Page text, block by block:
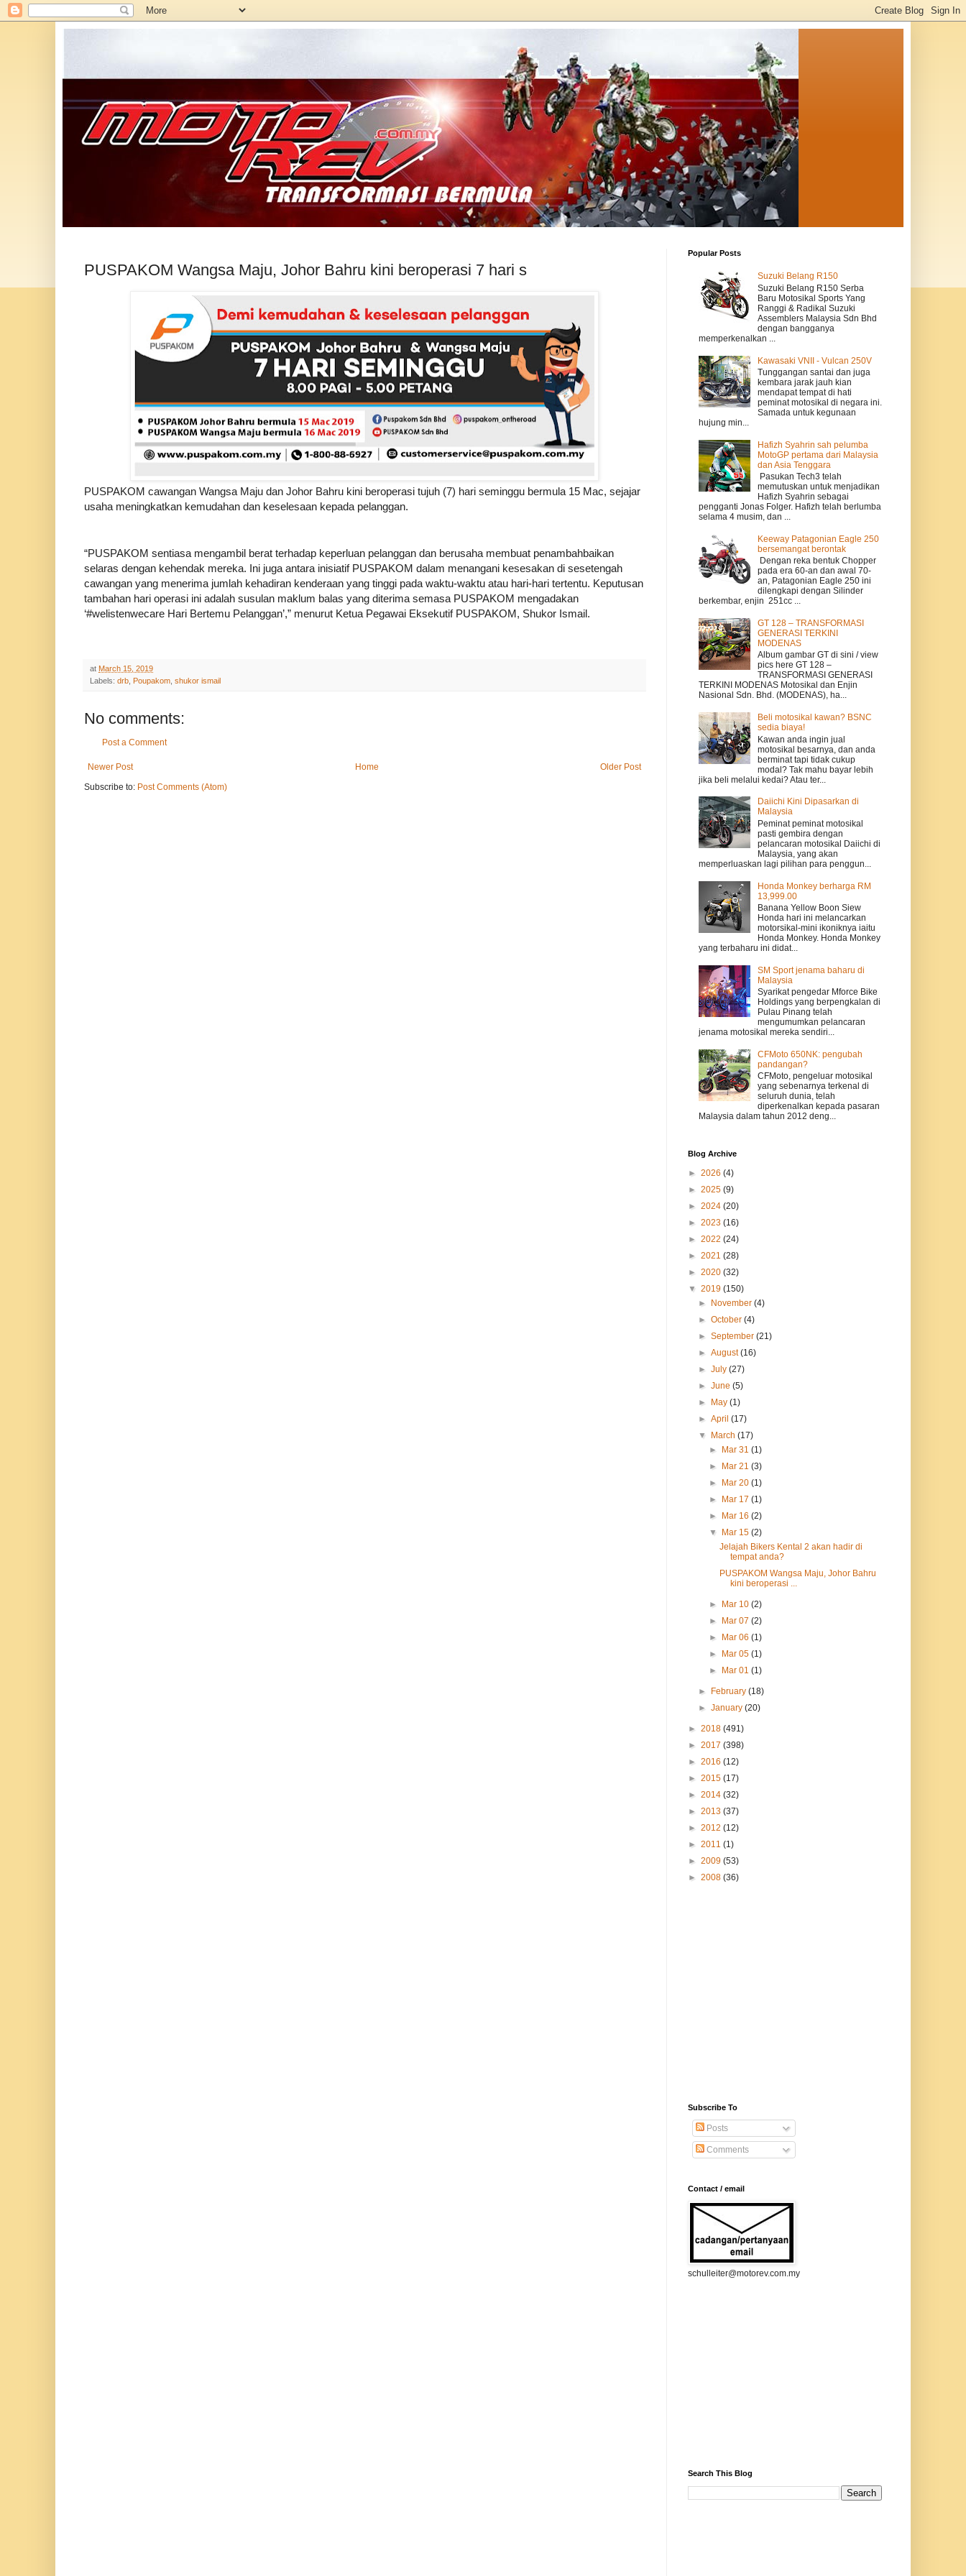
PUSPAKOM Wangsa Maju, Johor Bahru kini beroperasi 7 hari s
PUSPAKOM cawangan Wangsa Maju dan Johor Bahru kini beroperasi tujuh (7) hari seminggu bermula 15 Mac, sejajar
usaha meningkatkan kemudahan dan keselesaan kepada pelanggan.
“PUSPAKOM sentiasa mengambil berat terhadap keperluan pelanggan dan berusaha membuat penambahbaikan
selaras dengan kehendak mereka. Ini juga antara inisiatif PUSPAKOM dalam menangani kesesakan di sesetengah
cawangan yang menerima jumlah kehadiran kenderaan yang tinggi pada waktu-waktu atau hari-hari tertentu. Keputusan
tambahan hari operasi ini adalah susulan maklum balas yang diterima semasa PUSPAKOM mengadakan
‘#welistenwecare Hari Bertemu Pelanggan’,” menurut Ketua Pegawai Eksekutif PUSPAKOM, Shukor Ismail.
at March 15, 2019
Labels: drb Poupakom shukor ismail
No comments:
Post a Comment
Newer Post Older Post
Home
Subscribe to: Post Comments (Atom)
Popular Posts
Suzuki Belang R150
Suzuki Belang R150 Serba
Baru Motosikal Sports Yang
Ranggi & Radikal Suzuki
Assemblers Malaysia Sdn Bhd
dengan bangganya
memperkenalkan ...
Kawasaki VNII - Vulcan 250V
Tunggangan santai dan juga
kembara jarak jauh kian
mendapat tempat di hati
peminat motosikal di negara ini.
Samada untuk kegunaan
hujung min...
Hafizh Syahrin sah pelumba
MotoGP pertama dari Malaysia
dan Asia Tenggara
Pasukan Tech3 telah
memutuskan untuk menjadikan
Hafizh Syahrin sebagai
pengganti Jonas Folger. Hafizh telah berlumba
selama 4 musim, dan ...
Keeway Patagonian Eagle 250
bersemangat berontak
Dengan reka bentuk Chopper
pada era 60-an dan awal 70-
an, Patagonian Eagle 250 ini
dilengkapi dengan Silinder
berkembar, enjin 251cc ...
GT 128 – TRANSFORMASI
GENERASI TERKINI
MODENAS
Album gambar GT di sini / view
pics here GT 128 –
TRANSFORMASI GENERASI
TERKINI MODENAS Motosikal dan Enjin
Nasional Sdn. Bhd. (MODENAS), ha...
Beli motosikal kawan? BSNC
sedia biaya!
Kawan anda ingin jual
motosikal besarnya, dan anda
berminat tapi tidak cukup
modal? Tak mahu bayar lebih
jika beli melalui kedai? Atau ter...
Daiichi Kini Dipasarkan di
Malaysia
Peminat peminat motosikal
pasti gembira dengan
pelancaran motosikal Daiichi di
Malaysia, yang akan
memperluaskan lagi pilihan para penggun...
Honda Monkey berharga RM
13,999.00
Banana Yellow Boon Siew
Honda hari ini melancarkan
motorsikal-mini ikoniknya iaitu
Honda Monkey. Honda Monkey
yang terbaharu ini didat...
SM Sport jenama baharu di
Malaysia
Syarikat pengedar Mforce Bike
Holdings yang berpengkalan di
Pulau Pinang telah
mengumumkan pelancaran
jenama motosikal mereka sendiri...
CFMoto 650NK: pengubah
pandangan?
CFMoto, pengeluar motosikal
yang sebenarnya terkenal di
seluruh dunia, telah
diperkenalkan kepada pasaran
Malaysia dalam tahun 2012 deng...
Blog Archive
► 2026 (4)
► 2025 (9)
► 2024 (20)
► 2023 (16)
► 2022 (24)
► 2021 (28)
► 2020 (32)
▼ 2019 (150)
► November(4)
►October(4)
►September(21)
►August(16)
►July(27)
►June(5)
► May(1)
►April(17)
▼ March(17)
► Mar 31 (1)
► Mar 21 (3)
► Mar 20 (1)
► Mar 17 (1)
► Mar 16 (2)
▼ Mar 15 (2)
Jelajah Bikers Kental 2 akan hadir di
tempat anda?
PUSPAKOM Wangsa Maju, Johor Bahru
kini beroperasi ...
► Mar 10 (2)
► Mar 07 (2)
► Mar 06 (1)
► Mar 05 (1)
► Mar 01 (1)
► February(18)
►January(20)
► 2018 (491)
► 2017 (398)
► 2016 (12)
► 2015 (17)
► 2014 (32)
► 2013 (37)
► 2012 (12)
► 2011 (1)
► 2009 (53)
► 2008 (36)
Subscribe To
Posts
Comments
Contact / email
schulleiter@motorev.com.my
Search This Blog